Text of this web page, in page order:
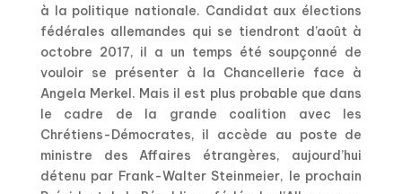
à la politique nationale. Candidat aux élections
fédérales allemandes qui se tiendront d’août à
octobre 2017, il a un temps été soupçonné de
vouloir se présenter à la Chancellerie face à
Angela Merkel. Mais il est plus probable que dans
le cadre de la grande coalition avec les
Chrétiens-Démocrates, il accède au poste de
ministre des Affaires étrangères, aujourd’hui
détenu par Frank-Walter Steinmeier, le prochain